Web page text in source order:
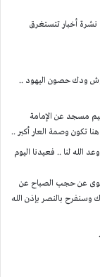
أخبار تتستغرق
جيوش ودك حصون اليهود ..
مسجد عن الإمامة
تكون وصمة العار أكبر ..
لنا .. فعيدنا اليوم
عن حجب الصباح عن
بالنصر بإذن الله